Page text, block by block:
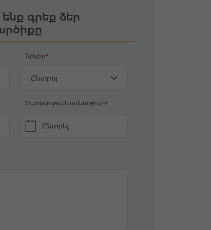
գրեք ձեր
Երկիր
Ընտրել
Ծառայության ամսաթիվը
Ընտրել